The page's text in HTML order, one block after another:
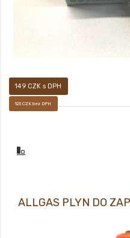
149 CZK s DPH
123 CZK bez DPH
ALLGAS PLYN DO